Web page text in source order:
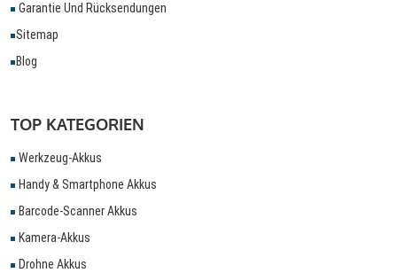
Garantie Und Rücksendungen
Sitemap
Blog
TOP KATEGORIEN
Werkzeug-Akkus
Handy & Smartphone Akkus
Barcode-Scanner Akkus
Kamera-Akkus
Drohne Akkus